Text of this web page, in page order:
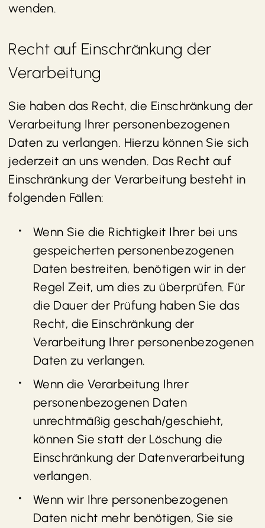
wenden.
Recht auf Einschränkung der
Verarbeitung
Sie haben das Recht, die Einschränkung der
Verarbeitung Ihrer personenbezogenen
Daten zu verlangen. Hierzu können Sie sich
jederzeit an uns wenden. Das Recht auf
Einschränkung der Verarbeitung besteht in
folgenden Fällen:
Wenn Sie die Richtigkeit Ihrer bei uns
gespeicherten personenbezogenen
Daten bestreiten, benötigen wir in der
Regel Zeit, um dies zu überprüfen. Für
die Dauer der Prüfung haben Sie das
Recht, die Einschränkung der
Verarbeitung Ihrer personenbezogenen
Daten zu verlangen.
Wenn die Verarbeitung Ihrer
personenbezogenen Daten
unrechtmäßig geschah/geschieht,
können Sie statt der Löschung die
Einschränkung der Datenverarbeitung
verlangen.
Wenn wir Ihre personenbezogenen
Daten nicht mehr benötigen, Sie sie